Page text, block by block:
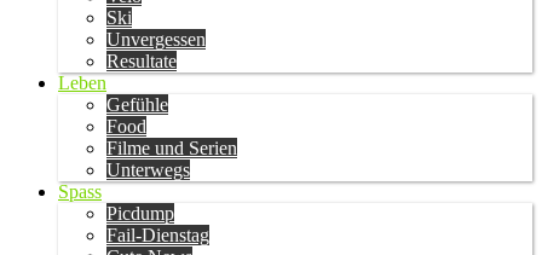
Ski
Unvergessen
Resultate
Leben
Gefühle
Food
Filme und Serien
Unterwegs
Spass
Picdump
Fail-Dienstag